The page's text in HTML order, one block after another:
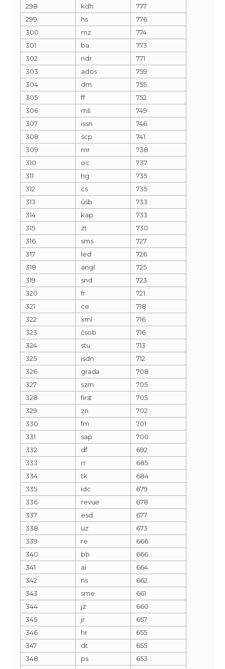
298 kdh
777
299
hs
776
300
mz
774
301
ba
773
302
ndr
771
303
ados
759
304
dm
755
305
ff
752
306
mš
749
307
issn
746
308
scp
741
309
mr
738
310
oc
737
311
hg
735
312
cs
735
313
úšb
733
314
kap
733
315
zt
730
316
sms
727
317
led
726
318
angl
725
319
snd
723
320
fr
721
321
ce
718
322
xml
716
323
čsob
716
324
stu
713
325
isdn
712
326
grada
708
327
szm
705
328
first
705
329
zn
702
330
fm
701
331
sap
700
332
df
692
333
rr
685
334
tk
684
335
idc
679
336
revue
678
337
esd
677
338
uz
673
339
re
666
340
bb
666
341
ai
664
342
ns
662
343
sme
661
344
jz
660
345
jr
657
346
hr
655
347
dt
655
348
ps
653